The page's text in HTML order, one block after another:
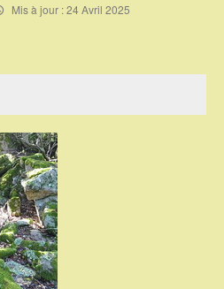
Mis à jour : 24 Avril 2025